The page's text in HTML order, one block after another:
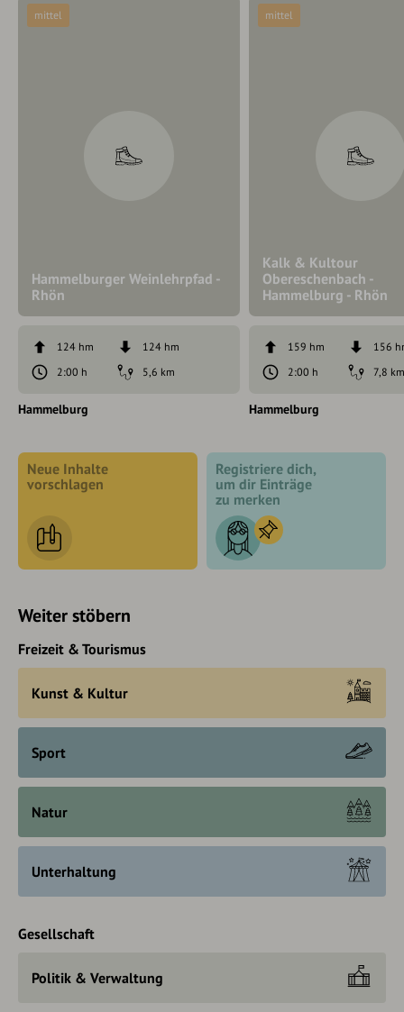
Hammelburger Weinlehrpfad -
Rhön
mittel
124 hm
124 hm
2:00 h
5,6 km
Hammelburg
Kalk & Kultour
Obereschenbach -
Hammelburg - Rhön
mittel
159 hm
156
2:00 h
7,8
Hammelburg
Neue Inhalte
vorschlagen
Registriere dich,
um dir Einträge
zu merken
Weiter stöbern
Freizeit & Tourismus
Kunst & Kultur
Sport
Natur
Unterhaltung
Gesellschaft
Politik & Verwaltung